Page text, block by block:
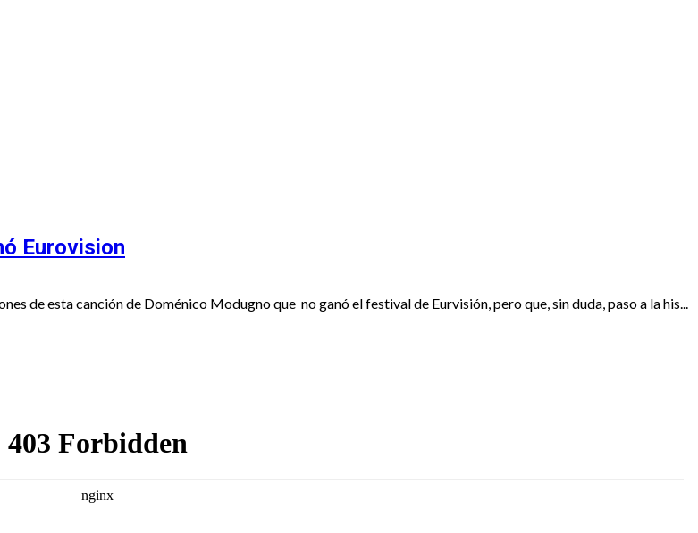
Eurovision
de esta canción de Doménico Modugno que no ganó el festival de Eurvisión, pero que, sin duda, paso a la his...